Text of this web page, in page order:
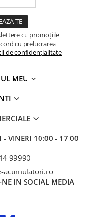
cu promoțiile
cu prelucrarea
de confidențialitate
MEU
- VINERI 10:00 - 17:00
99990
acumulatori.ro
NE IN SOCIAL MEDIA